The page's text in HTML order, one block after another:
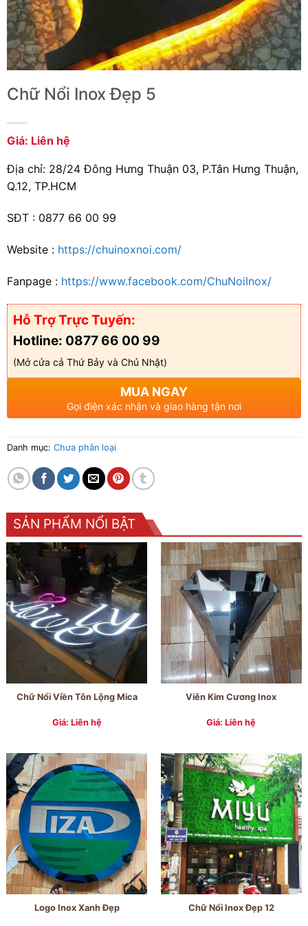
Chữ Nổi Inox Đẹp 5
Giá: Liên hệ
Địa chỉ: 28/24 Đông Hưng Thuận 03, P.Tân Hưng Thuận,
Q.12, TP.HCM
SĐT : 0877 66 00 99
Website : https://chuinoxnoi.com/
Fanpage : https://www.facebook.com/ChuNoiInox/
Hỗ Trợ Trực Tuyến:
Hotline: 0877 66 00 99
(Mở cửa cả Thứ Bảy và Chủ Nhật)
MUA NGAY
Gọi điện xác nhận và giao hàng tận nơi
Danh mục: Chưa phân loại
SẢN PHẨM NỔI BẬT
Chữ Nổi Viền Tôn Lộng Mica
Giá: Liên hệ
Viên Kim Cương Inox
Giá: Liên hệ
Logo Inox Xanh Đẹp Chữ Nổi Inox Đẹp 12